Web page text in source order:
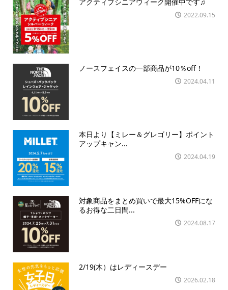
2022.09.15
ノースフェイスの一部商品が10％off！
2024.04.11
本日より【ミレー＆グレゴリー】ポイント
アップキャン...
2024.04.19
対象商品をまとめ買いで最大15%OFFにな
るお得な二日間...
2024.08.17
2/19(木）はレディースデー
2026.02.18